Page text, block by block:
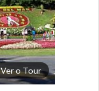
Ver o Tour